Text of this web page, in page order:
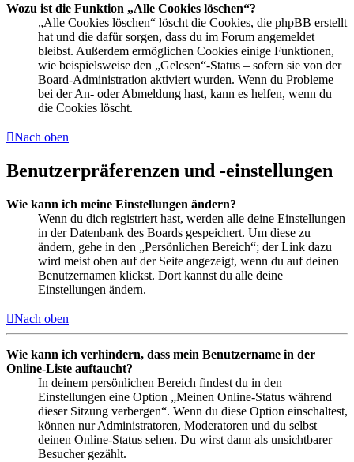
Wozu ist die Funktion „Alle Cookies löschen“?
„Alle Cookies löschen“ löscht die Cookies, die phpBB erstellt
hat und die dafür sorgen, dass du im Forum angemeldet
bleibst. Außerdem ermöglichen Cookies einige Funktionen,
wie beispielsweise den „Gelesen“-Status – sofern sie von der
Board-Administration aktiviert wurden. Wenn du Probleme
bei der An- oder Abmeldung hast, kann es helfen, wenn du
die Cookies löscht.
Nach oben
Benutzerpräferenzen und -einstellungen
Wie kann ich meine Einstellungen ändern?
Wenn du dich registriert hast, werden alle deine Einstellungen
in der Datenbank des Boards gespeichert. Um diese zu
ändern, gehe in den „Persönlichen Bereich“; der Link dazu
wird meist oben auf der Seite angezeigt, wenn du auf deinen
Benutzernamen klickst. Dort kannst du alle deine
Einstellungen ändern.
Nach oben
Wie kann ich verhindern, dass mein Benutzername in der
Online-Liste auftaucht?
In deinem persönlichen Bereich findest du in den
Einstellungen eine Option „Meinen Online-Status während
dieser Sitzung verbergen“. Wenn du diese Option einschaltest,
können nur Administratoren, Moderatoren und du selbst
deinen Online-Status sehen. Du wirst dann als unsichtbarer
Besucher gezählt.